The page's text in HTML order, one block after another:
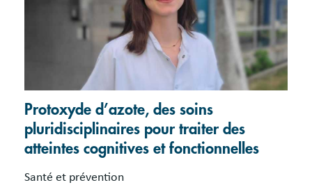
Protoxyde d’azote, des soins
pluridisciplinaires pour traiter des
atteintes cognitives et fonctionnelles
Santé et prévention